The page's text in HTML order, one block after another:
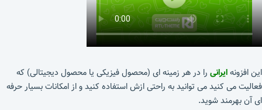
این افزونهایرانی را در هر زمینه ای (محصول فیزیکی یا محصول دیجیتالی) که
فعالیت می کنید می توانید به راحتی ازش استفاده کنید و از امکانات بسیار حرفه
ای آن بهرمند شوید.